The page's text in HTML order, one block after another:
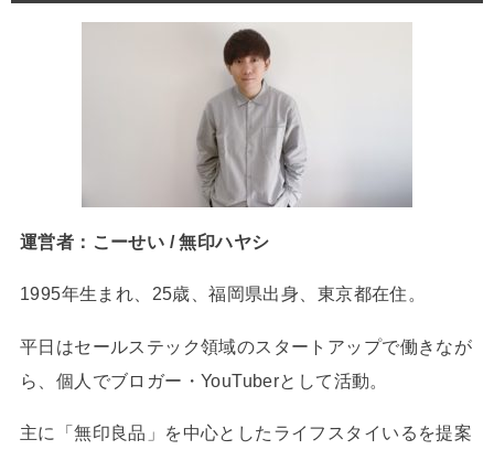
運営者：こーせい / 無印ハヤシ
1995年生まれ、25歳、福岡県出身、東京都在住。
平日はセールステック領域のスタートアップで働きなが
ら、個人でブロガー・YouTuberとして活動。
主に「無印良品」を中心としたライフスタイいるを提案